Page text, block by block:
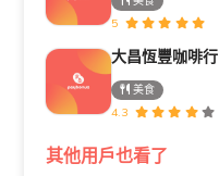
5
大昌恆豐咖啡行
美食
4.3
其他用戶也看了